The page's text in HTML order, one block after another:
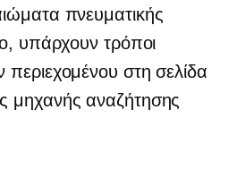
πνευματικής
υπάρχουν τρόποι
στη σελίδα
μηχανής αναζήτησης